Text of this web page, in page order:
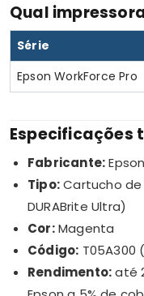
Qual
Série
Epson WorkForce Pro
Especificações
Fabricante:Epson
Tipo:Cartucho
DURABrite Ultra)
Cor:Magenta
Código: T05A300
Rendimento:até